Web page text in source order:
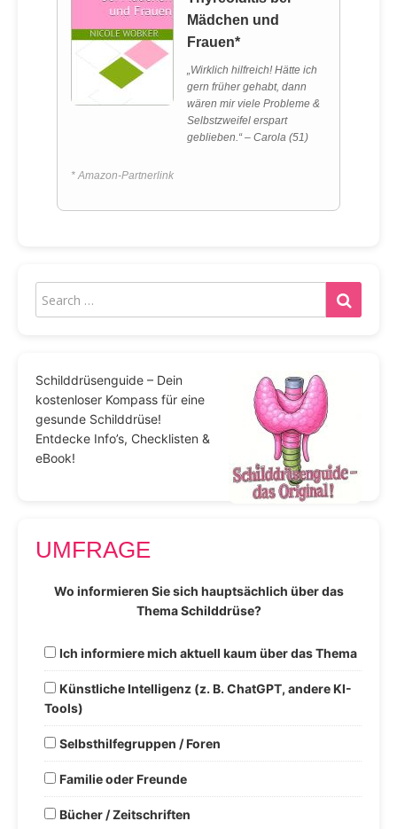
Mädchen und
Frauen*
„Wirklich hilfreich! Hätte ich
gern früher gehabt, dann
wären mir viele Probleme &
Selbstzweifel erspart
geblieben.“ – Carola (51)
* Amazon-Partnerlink
Schilddrüsenguide – Dein
kostenloser Kompass für eine
gesunde Schilddrüse!
Entdecke Info’s, Checklisten &
eBook!
UMFRAGE
Wo informieren Sie sich hauptsächlich über das
Thema Schilddrüse?
Ich informiere mich aktuell kaum über das Thema
Künstliche Intelligenz (z. B. ChatGPT, andere KI-
Tools)
Selbsthilfegruppen / Foren
Familie oder Freunde
Bücher / Zeitschriften